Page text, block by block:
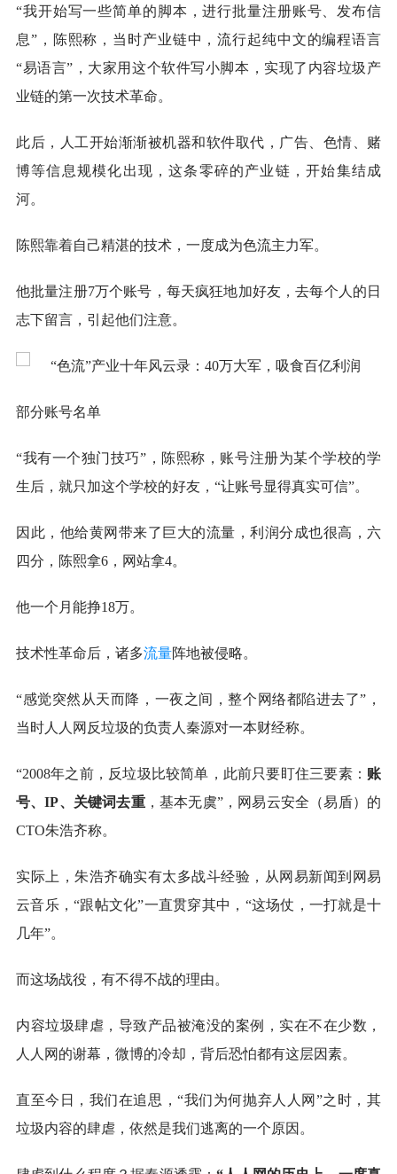
“我开始写一些简单的脚本，进行批量注册账号、发布信
息”，陈熙称，当时产业链中，流行起纯中文的编程语言
“易语言”，大家用这个软件写小脚本，实现了内容垃圾产
业链的第一次技术革命。
此后，人工开始渐渐被机器和软件取代，广告、色情、赌
博等信息规模化出现，这条零碎的产业链，开始集结成
河。
陈熙靠着自己精湛的技术，一度成为色流主力军。
他批量注册7万个账号，每天疯狂地加好友，去每个人的日
志下留言，引起他们注意。
部分账号名单
“我有一个独门技巧”，陈熙称，账号注册为某个学校的学
生后，就只加这个学校的好友，“让账号显得真实可信”。
因此，他给黄网带来了巨大的流量，利润分成也很高，六
四分，陈熙拿6，网站拿4。
他一个月能挣18万。
技术性革命后，诸多流量阵地被侵略。
“感觉突然从天而降，一夜之间，整个网络都陷进去了”，
当时人人网反垃圾的负责人秦源对一本财经称。
“2008年之前，反垃圾比较简单，此前只要盯住三要素： 账
号、IP、关键词去重，基本无虞”，网易云安全（易盾）的
CTO朱浩齐称。
实际上，朱浩齐确实有太多战斗经验，从网易新闻到网易
云音乐，“跟帖文化”一直贯穿其中，“这场仗，一打就是十
几年”。
而这场战役，有不得不战的理由。
内容垃圾肆虐，导致产品被淹没的案例，实在不在少数，
人人网的谢幕，微博的冷却，背后恐怕都有这层因素。
直至今日，我们在追思，“我们为何抛弃人人网”之时，其
垃圾内容的肆虐，依然是我们逃离的一个原因。